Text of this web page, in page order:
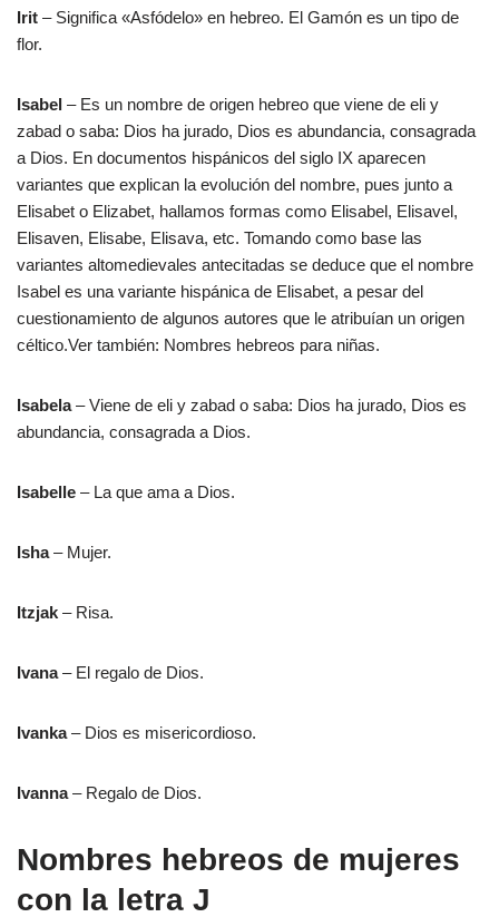
Irit – Significa «Asfódelo» en hebreo. El Gamón es un tipo de
flor.
Isabel – Es un nombre de origen hebreo que viene de eli y
zabad o saba: Dios ha jurado, Dios es abundancia, consagrada
a Dios. En documentos hispánicos del siglo IX aparecen
variantes que explican la evolución del nombre, pues junto a
Elisabet o Elizabet, hallamos formas como Elisabel, Elisavel,
Elisaven, Elisabe, Elisava, etc. Tomando como base las
variantes altomedievales antecitadas se deduce que el nombre
Isabel es una variante hispánica de Elisabet, a pesar del
cuestionamiento de algunos autores que le atribuían un origen
céltico.Ver también: Nombres hebreos para niñas.
Isabela– Viene de eli y zabad o saba: Dios ha jurado, Dios es
abundancia, consagrada a Dios.
Isabelle – La que ama a Dios.
Isha– Mujer.
Itzjak – Risa.
Ivana– El regalo de Dios.
Ivanka– Dios es misericordioso.
Ivanna– Regalo de Dios.
Nombres hebreos de mujeres
con la letra J